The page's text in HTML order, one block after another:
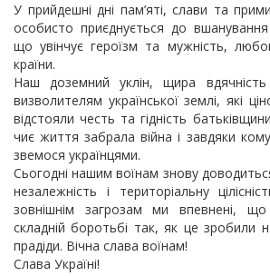
У прийдешні дні пам’яті, слави та
особисто приєднується до
що увінчує героїзм та мужність,
країни.
Наш доземний уклін, щира
визволителям української землі, які
відстояли честь та гідність
чиє життя забрала війна і завдяки
звемося українцями.
Сьогодні нашим воїнам знову
незалежність і територіальну
зовнішнім загрозам ми впевнені,
складній боротьбі так, як це зробили
прадіди. Вічна слава воїнам!
Слава Україні!